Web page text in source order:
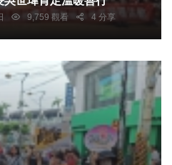
9,759 觀看 4 分享